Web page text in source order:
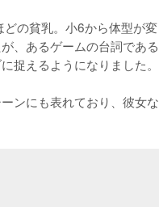
の貧乳。小6から体型が変
、あるゲームの台詞である
捉えるようになりました。
ンにも表れており、彼女な